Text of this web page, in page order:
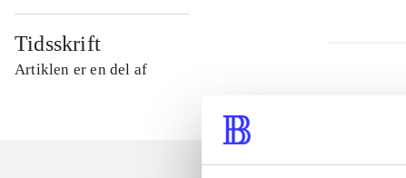
Tidsskrift
Artiklen er en del af